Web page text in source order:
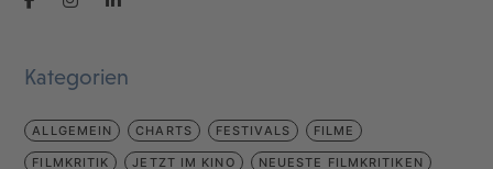
Kategorien
ALLGEMEIN CHARTS FESTIVALS FILME
FILMKRITIK JETZT IM KINO NEUESTE FILMKRITIKEN